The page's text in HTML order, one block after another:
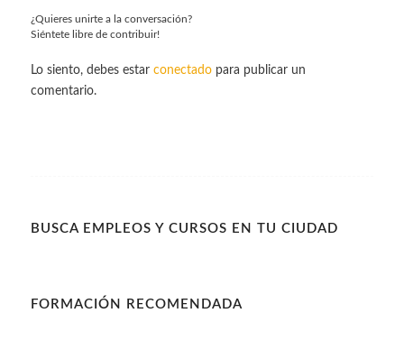
¿Quieres unirte a la conversación?
Siéntete libre de contribuir!
Lo siento, debes estar conectadopara publicar un
comentario.
BUSCA EMPLEOS Y CURSOS EN TU CIUDAD
FORMACIÓN RECOMENDADA